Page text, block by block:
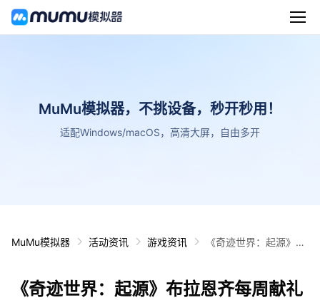
MuMu模拟器，不挑设备，秒开秒用！
适配Windows/macOS，高清大屏，自由多开
MuMu模拟器 活动资讯 游戏资讯
《奇迹世界：起源》布
《奇迹世界：起源》布拉恩齐每周献礼